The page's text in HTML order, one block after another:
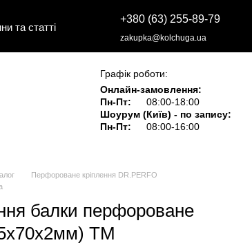
та статті
+380 (63) 255-89-79
zakupka@kolchuga.ua
Графік роботи:
Онлайн-замовлення:
Пн-Пт:
08:00-18:00
Шоурум (Київ) - по запису:
Пн-Пт:
08:00-16:00
Перфороване кріплення DR.PERFO
балки перфороване
ТМ